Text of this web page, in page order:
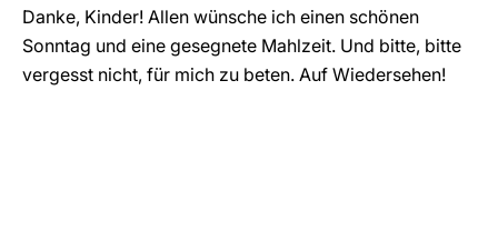
Danke, Kinder! Allen wünsche ich einen schönen
Sonntag und eine gesegnete Mahlzeit. Und bitte, bitte
vergesst nicht, für mich zu beten. Auf Wiedersehen!